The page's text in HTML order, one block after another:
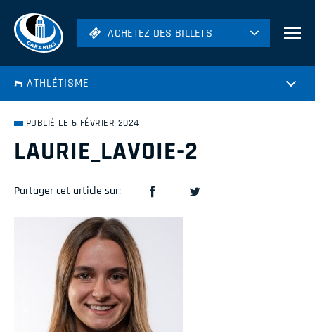
ACHETEZ DES BILLETS
Volleyball
ACHETEZ DES BILLETS
ATHLÉTISME
PUBLIÉ LE 6 FÉVRIER 2024
LAURIE_LAVOIE-2
Partager cet article sur: